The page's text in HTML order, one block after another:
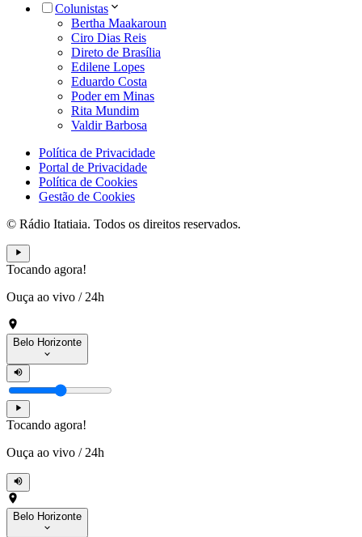
Colunistas
Bertha Maakaroun
Ciro Dias Reis
Direto de Brasília
Edilene Lopes
Eduardo Costa
Poder em Minas
Rita Mundim
Valdir Barbosa
Política de Privacidade
Portal de Privacidade
Política de Cookies
Gestão de Cookies
© Rádio Itatiaia. Todos os direitos reservados.
Tocando agora!
Ouça ao vivo / 24h
Belo Horizonte
Tocando agora!
Ouça ao vivo / 24h
Belo Horizonte